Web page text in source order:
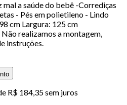
mal a saúde do bebê -Corrediças
- Pés em polietileno - Lindo
cm Largura: 125 cm
realizamos a montagem,
instruções.
R$ 184,35 sem juros